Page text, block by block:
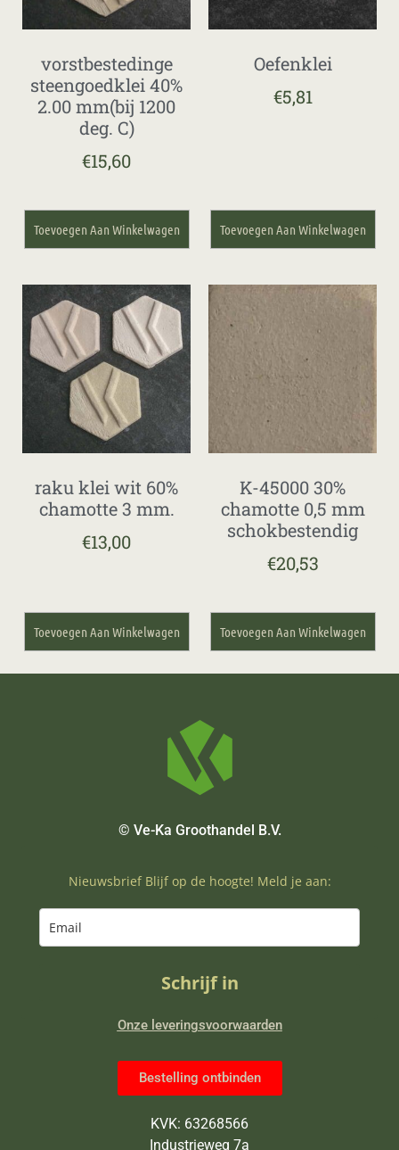
vorstbestedinge
steengoedklei 40%
2.00 mm(bij 1200
deg. C)
€15,60
Toevoegen Aan Winkelwagen
Oefenklei
€5,81
Toevoegen Aan Winkelwagen
raku klei wit 60%
chamotte 3 mm.
€13,00
Toevoegen Aan Winkelwagen
K-45000 30%
chamotte 0,5 mm
schokbestendig
€20,53
Toevoegen Aan Winkelwagen
© Ve-Ka Groothandel B.V.
Nieuwsbrief Blijf op de hoogte! Meld je aan:
Schrijf in
Onze leveringsvoorwaarden
Bestelling ontbinden
KVK: 63268566
Industrieweg 7a